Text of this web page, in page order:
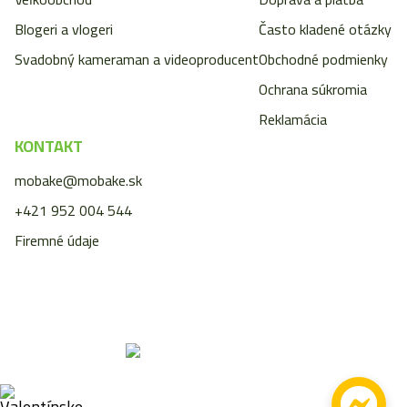
Blogeri a vlogeri
Svadobný kameraman a videoproducent
Často kladené otázky
Obchodné podmienky
Ochrana súkromia
Reklamácia
KONTAKT
mobake@mobake.sk
+421 952 004 544
Firemné údaje